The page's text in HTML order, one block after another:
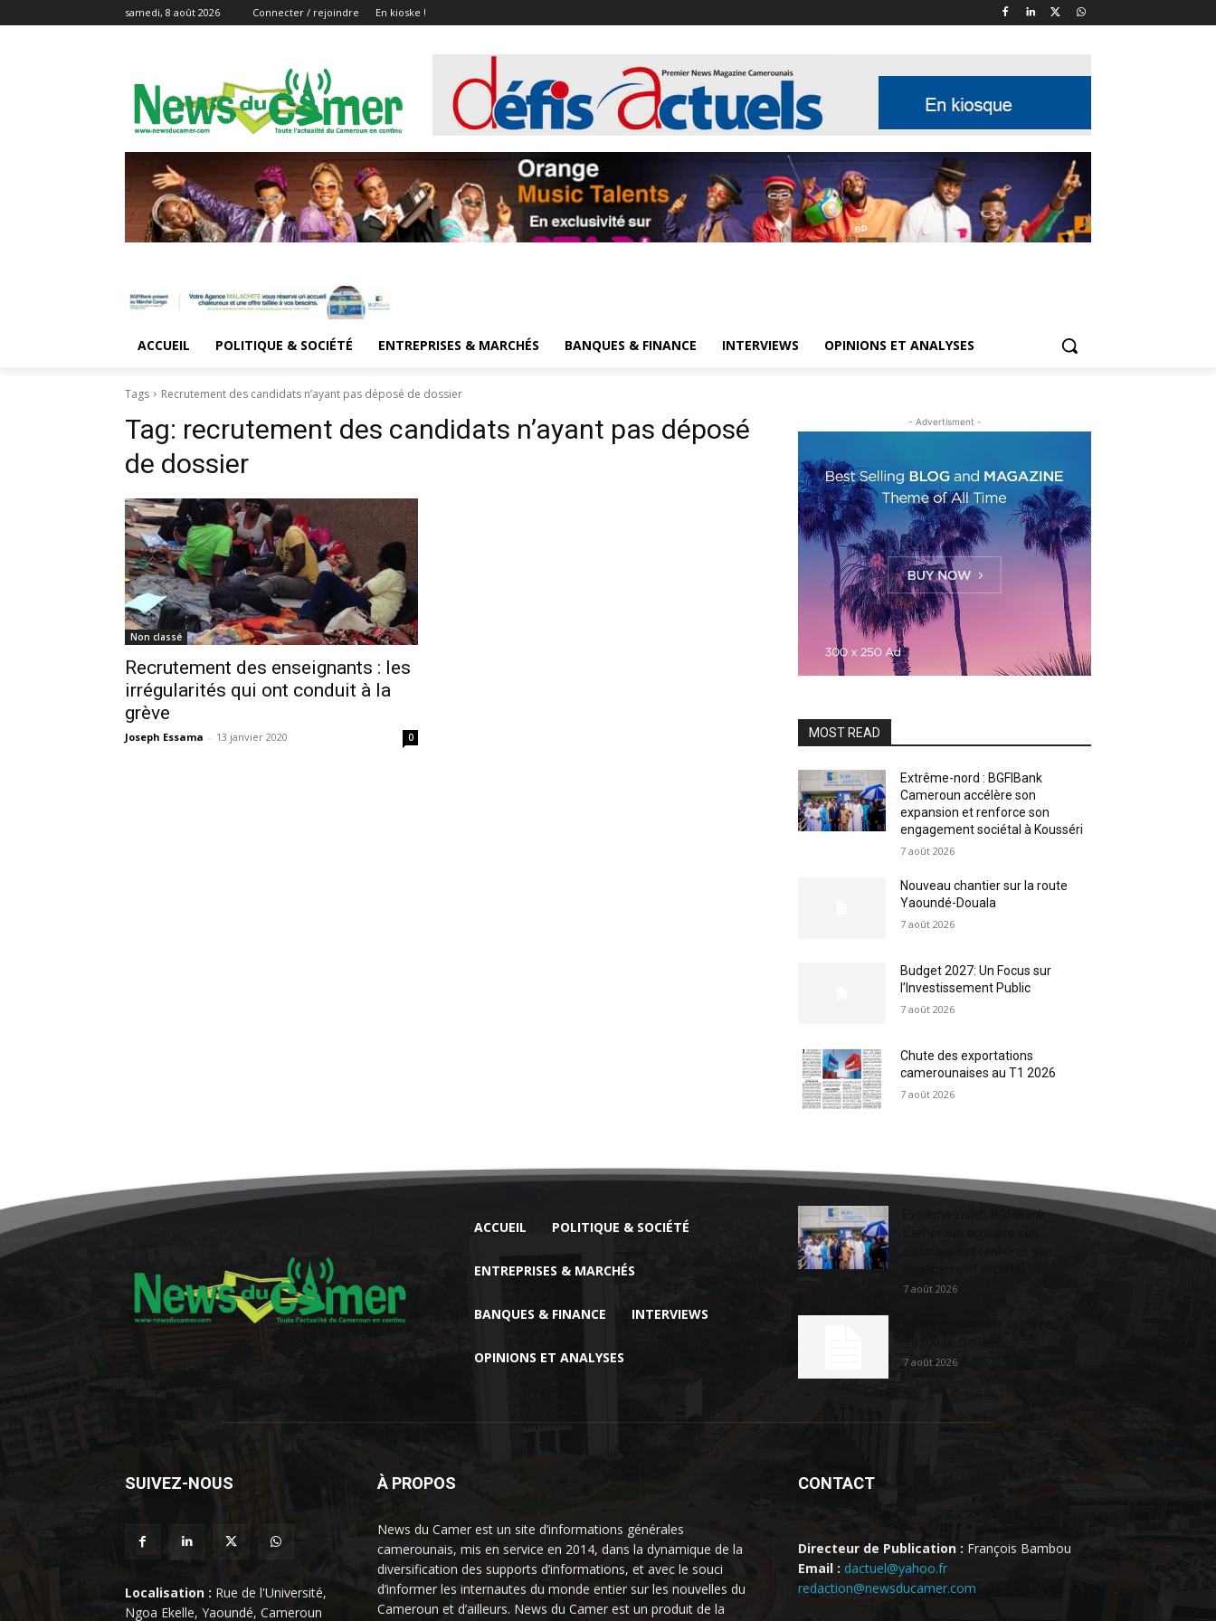
samedi, 8 août 2026 Connecter / rejoindre En kioske !
ACCUEIL POLITIQUE & SOCIÉTÉ ENTREPRISES & MARCHÉS BANQUES & FINANCE INTERVIEWS OPINIONS ET ANALYSES
Tags Recrutement des candidats n’ayant pas déposé de dossier
Tag: recrutement des candidats n’ayant pas déposé
de dossier
Non classé
Recrutement des enseignants : les
irrégularités qui ont conduit à la
grève
Joseph Essama - 13 janvier 2020 0
- Advertisment -
MOST READ
Extrême-nord : BGFIBank
Cameroun accélère son
expansion et renforce son
engagement sociétal à Kousséri
7 août 2026
Nouveau chantier sur la route
Yaoundé-Douala
7 août 2026
Budget 2027: Un Focus sur
l’Investissement Public
7 août 2026
Chute des exportations
camerounaises au T1 2026
7 août 2026
ACCUEIL POLITIQUE & SOCIÉTÉ
ENTREPRISES & MARCHÉS
BANQUES & FINANCE INTERVIEWS
OPINIONS ET ANALYSES
Extrême-nord : BGFIBank
7 août 2026
7 août 2026
SUIVEZ-NOUS
Localisation : Rue de l'Université,
Ngoa Ekelle, Yaoundé, Cameroun
À PROPOS
News du Camer est un site d’informations générales
camerounais, mis en service en 2014, dans la dynamique de la
diversification des supports d’informations, et avec le souci
d’informer les internautes du monde entier sur les nouvelles du
Cameroun et d’ailleurs. News du Camer est un produit de la
CONTACT
Directeur de Publication : François Bambou
Email : dactuel@yahoo.fr
redaction@newsducamer.com